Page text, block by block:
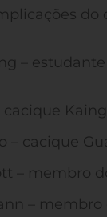
–
cacique
– cacique
– membro
– membro